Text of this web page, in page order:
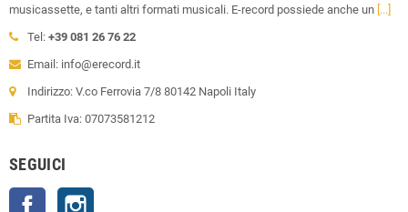
musicassette, e tanti altri formati musicali. E-record possiede anche un [...]
Tel: +39 081 26 76 22
Email: info@erecord.it
Indirizzo: V.co Ferrovia 7/8 80142 Napoli Italy
Partita Iva: 07073581212
SEGUICI
Facebook